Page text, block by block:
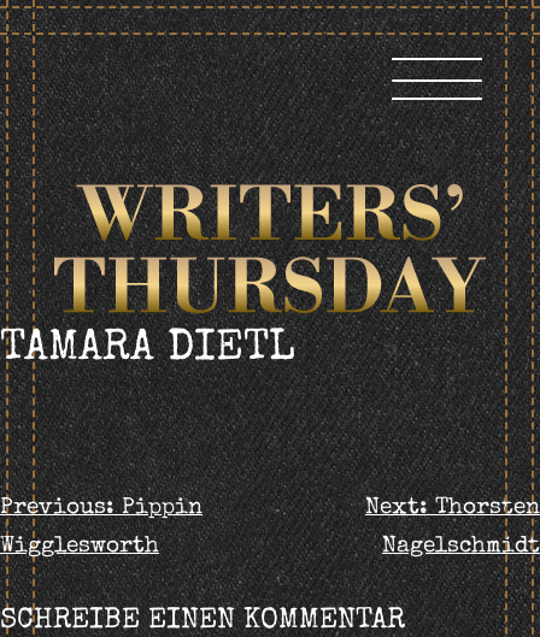
Skip
to
content
TAMARA DIETL
BEITRAGS-
NAVIGATION
Previous: Pippin
Wigglesworth
Next: Thorsten
Nagelschmidt
SCHREIBE EINEN KOMMENTAR